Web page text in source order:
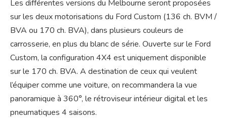
Les différentes versions du Melbourne seront proposées
sur les deux motorisations du Ford Custom (136 ch. BVM /
BVA ou 170 ch. BVA), dans plusieurs couleurs de
carrosserie, en plus du blanc de série. Ouverte sur le Ford
Custom, la configuration 4X4 est uniquement disponible
sur le 170 ch. BVA. A destination de ceux qui veulent
l’équiper comme une voiture, on recommandera la vue
panoramique à 360°, le rétroviseur intérieur digital et les
pneumatiques 4 saisons.